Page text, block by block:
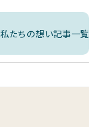
私たちの想い記事一覧